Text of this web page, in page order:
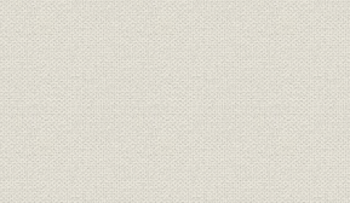
の傍系化、大陸への進出
セメント会社の傍系化並に合併
メント会社の実権を握る
メント会社の経営に参画